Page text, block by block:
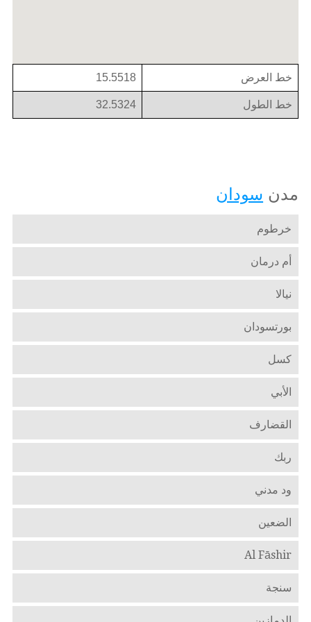
خط العرض 15.5518
خط الطول 32.5324
مدن سودان
خرطوم
أم درمان
نيالا
بورتسودان
كسل
الأبي
القضارف
ربك
ود مدني
الضعين
Al Fāshir
سنجة